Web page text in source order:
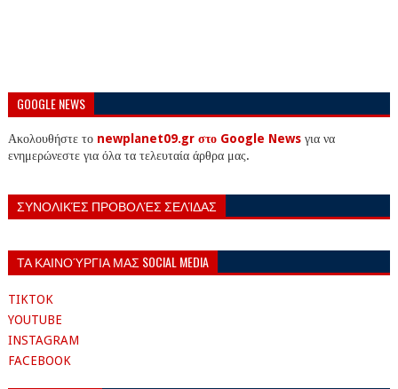
GOOGLE NEWS
Ακολουθήστε το newplanet09.gr στο Google Newsγια να
ενημερώνεστε για όλα τα τελευταία άρθρα μας.
ΣΥΝΟΛΙΚΈΣ ΠΡΟΒΟΛΈΣ ΣΕΛΊΔΑΣ
ΤΑ ΚΑΙΝΟΎΡΓΙΑ ΜΑΣ SOCIAL MEDIA
TIKTOK
YOUTUBE
INSTAGRAM
FACEBOOK